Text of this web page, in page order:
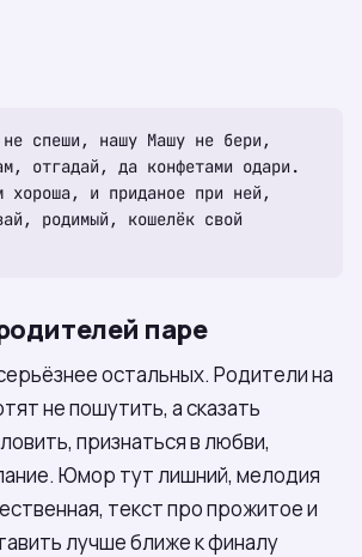
спеши, нашу Машу не бери,
отгадай, да конфетами одари.
хороша, и приданое при ней,
родимый, кошелёк свой
паре
остальных. Родители на
не пошутить, а сказать
признаться в любви,
Юмор тут лишний, мелодия
текст про прожитое и
лучше ближе к финалу